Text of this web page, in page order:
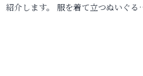
紹介します。 服を着て立つぬいぐ